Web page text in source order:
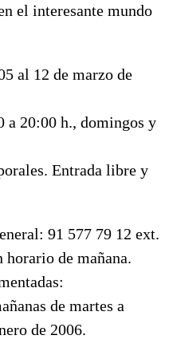
el interesante mundo
al 12 de marzo de
a 20:00 h., domingos y
Entrada libre y
91 577 79 12 ext.
horario de mañana.
de martes a
de 2006.